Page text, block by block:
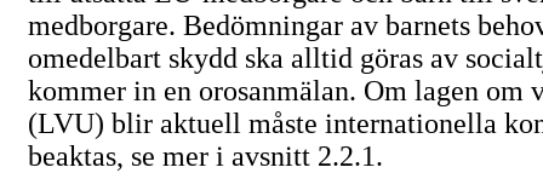
medborgare. Bedömningar av barnets
omedelbart skydd ska alltid göras av
kommer in en orosanmälan. Om lagen om
(LVU) blir aktuell måste internationella
beaktas, se mer i avsnitt 2.2.1.